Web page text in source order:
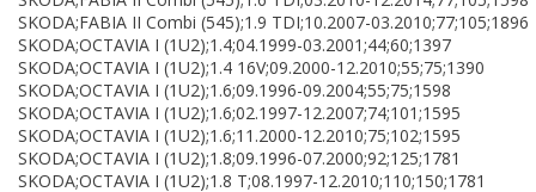
SKODA;FABIA II Combi (545);1.9 TDI;10.2007-03.2010;77;105;1896
SKODA;OCTAVIA I (1U2);1.4;04.1999-03.2001;44;60;1397
SKODA;OCTAVIA I (1U2);1.4 16V;09.2000-12.2010;55;75;1390
SKODA;OCTAVIA I (1U2);1.6;09.1996-09.2004;55;75;1598
SKODA;OCTAVIA I (1U2);1.6;02.1997-12.2007;74;101;1595
SKODA;OCTAVIA I (1U2);1.6;11.2000-12.2010;75;102;1595
SKODA;OCTAVIA I (1U2);1.8;09.1996-07.2000;92;125;1781
SKODA;OCTAVIA I (1U2);1.8 T;08.1997-12.2010;110;150;1781